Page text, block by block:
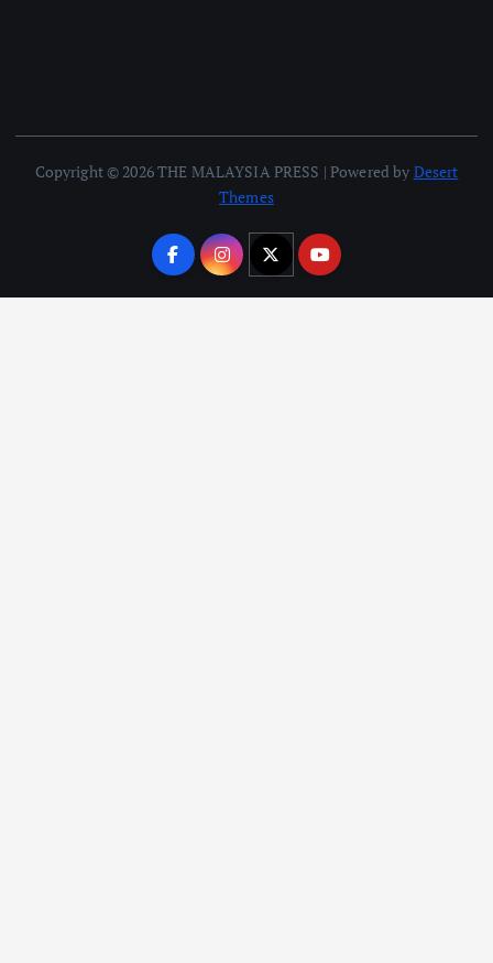
Copyright © 2026 THE MALAYSIA PRESS | Powered by Desert
Themes